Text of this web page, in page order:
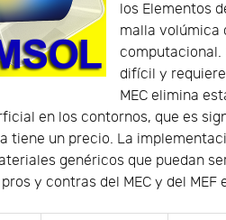
los Elementos
malla volúmica
computacional.
difícil y
MEC elimina
en los contornos, que es
tiene un precio. La
genéricos que puedan
y contras del MEC y del